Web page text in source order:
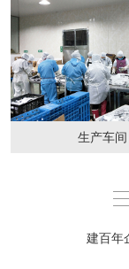
生产车间
建百年